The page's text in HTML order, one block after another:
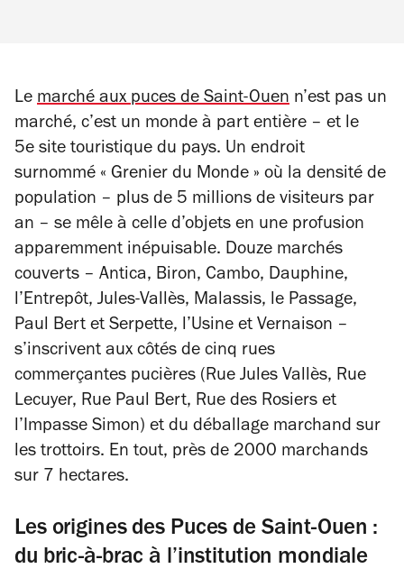
Le marché aux puces de Saint-Ouen n’est pas un
marché, c’est un monde à part entière – et le
5e site touristique du pays. Un endroit
surnommé « Grenier du Monde » où la densité de
population – plus de 5 millions de visiteurs par
an – se mêle à celle d’objets en une profusion
apparemment inépuisable. Douze marchés
couverts – Antica, Biron, Cambo, Dauphine,
l’Entrepôt, Jules-Vallès, Malassis, le Passage,
Paul Bert et Serpette, l’Usine et Vernaison –
s’inscrivent aux côtés de cinq rues
commerçantes pucières (Rue Jules Vallès, Rue
Lecuyer, Rue Paul Bert, Rue des Rosiers et
l’Impasse Simon) et du déballage marchand sur
les trottoirs. En tout, près de 2000 marchands
sur 7 hectares.
Les origines des Puces de Saint-Ouen :
du bric-à-brac à l’institution mondiale